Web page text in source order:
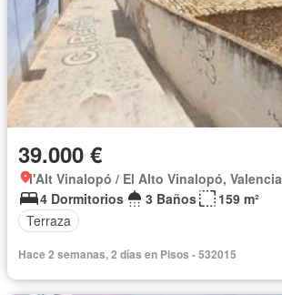
39.000 €
l'Alt Vinalopó / El Alto Vinalopó, Valencia
4 Dormitorios
3 Baños
159 m²
Terraza
Hace 2 semanas, 2 días en Pisos - 532015